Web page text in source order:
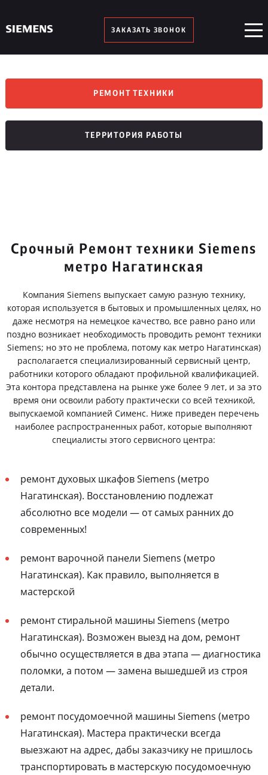
ЗАКАЗАТЬ ЗВОНОК
РЕМОНТ ТЕХНИКИ
ТЕРРИТОРИЯ РАБОТЫ
Срочный Ремонт техники Siemens
метро Нагатинская
Компания Siemens выпускает самую разную технику,
которая используется в бытовых и промышленных целях, но
даже несмотря на немецкое качество, все равно рано или
поздно возникает необходимость проводить ремонт техники
Siemens; но это не проблема, потому как метро Нагатинская)
располагается специализированный сервисный центр,
работники которого обладают профильной квалификацией.
Эта контора представлена на рынке уже более 9 лет, и за это
время они освоили работу практически со всей техникой,
выпускаемой компанией Сименс. Ниже приведен перечень
наиболее распространенных работ, которые выполняют
специалисты этого сервисного центра:
ремонт духовых шкафов Siemens (метро
Нагатинская). Восстановлению подлежат
абсолютно все модели — от самых ранних до
современных!
ремонт варочной панели Siemens (метро
Нагатинская). Как правило, выполняется в
мастерской
ремонт стиральной машины Siemens (метро
Нагатинская). Возможен выезд на дом, ремонт
обычно осуществляется в два этапа — диагностика
поломки, а потом — замена вышедшей из строя
детали.
ремонт посудомоечной машины Siemens (метро
Нагатинская). Мастера практически всегда
выезжают на адрес, дабы заказчику не пришлось
транспортировать в мастерскую посудомоечную